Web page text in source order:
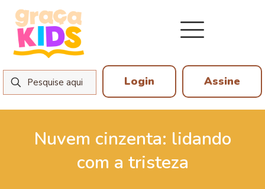
Login Assine
Nuvem cinzenta: lidando
com a tristeza